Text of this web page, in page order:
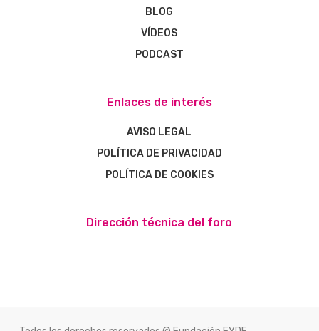
BLOG
VÍDEOS
PODCAST
Enlaces de interés
AVISO LEGAL
POLÍTICA DE PRIVACIDAD
POLÍTICA DE COOKIES
Dirección técnica del foro